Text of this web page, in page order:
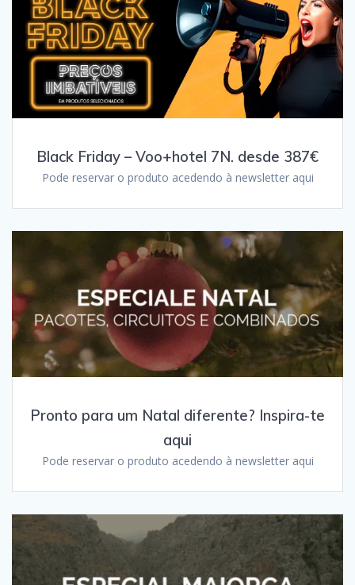
Black Friday – Voo+hotel 7N. desde 387€
Pode reservar o produto acedendo à newsletter aqui
Pronto para um Natal diferente? Inspira-te
aqui
Pode reservar o produto acedendo à newsletter aqui